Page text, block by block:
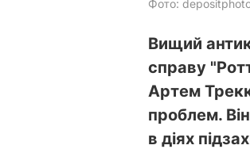
Фото:
Вищий
справу
Артем
проблем.
в діях